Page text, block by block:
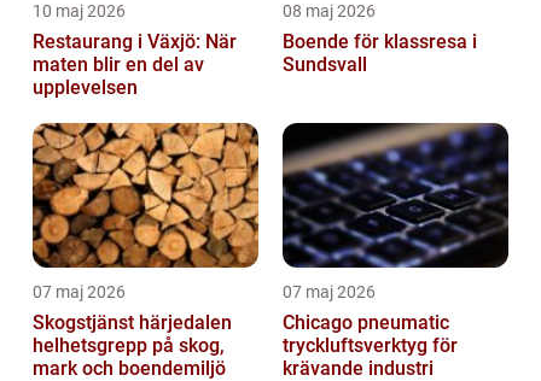
10 maj 2026
Restaurang i Växjö: När
maten blir en del av
upplevelsen
08 maj 2026
Boende för klassresa i
Sundsvall
07 maj 2026
Skogstjänst härjedalen
helhetsgrepp på skog,
mark och boendemiljö
07 maj 2026
Chicago pneumatic
tryckluftsverktyg för
krävande industri